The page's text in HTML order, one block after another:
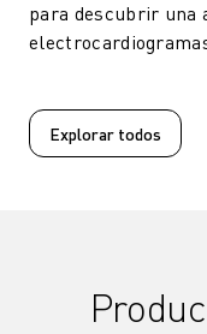
para descubrir una
Explorar todos